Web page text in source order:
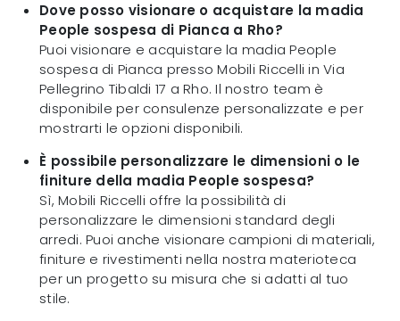
Dove posso visionare o acquistare la madia
People sospesa di Pianca a Rho?
Puoi visionare e acquistare la madia People
sospesa di Pianca presso Mobili Riccelli in Via
Pellegrino Tibaldi 17 a Rho. Il nostro team è
disponibile per consulenze personalizzate e per
mostrarti le opzioni disponibili.
È possibile personalizzare le dimensioni o le
finiture della madia People sospesa?
Sì, Mobili Riccelli offre la possibilità di
personalizzare le dimensioni standard degli
arredi. Puoi anche visionare campioni di materiali,
finiture e rivestimenti nella nostra materioteca
per un progetto su misura che si adatti al tuo
stile.